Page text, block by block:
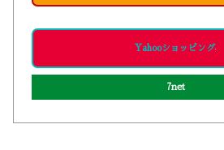
Yahooショッピング
7net